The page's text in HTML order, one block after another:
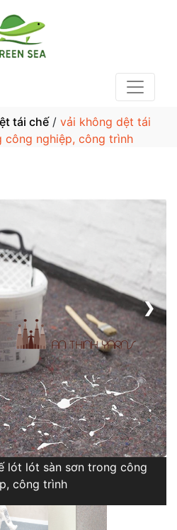
tái chế/ vải không dệt tái
nghiệp, công trình
❯
lót lót sàn sơn trong công
công trình